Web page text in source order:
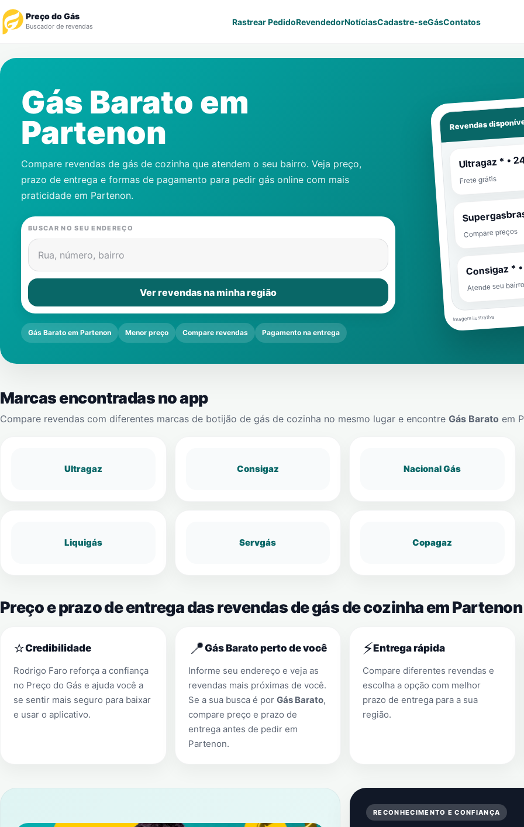
Preço do Gás
Buscador de revendas Rastrear PedidoRevendedorNotíciasCadastre-seGásContatos
Revendedor
Notícias
Gás
Contatos
Gás Barato em
Partenon
Compare revendas de gás de cozinha que atendem o seu bairro. Veja preço,
prazo de entrega e formas de pagamento para pedir gás online com mais
praticidade em Partenon.
BUSCAR NO SEU ENDEREÇO
Rua, número, bairro
Ver revendas na minha região
Gás Barato em Partenon Menor preço Compare revendas Pagamento na entrega
Revendas
Ultragaz * •
Frete grátis
Compare preços
Consigaz *
Atende seu
Imagem ilustrativa
Marcas encontradas no app
Compare revendas com diferentes marcas de botijão de gás de cozinha no mesmo lugar e encontre Gás Barato em
Ultragaz Consigaz Nacional Gás
Liquigás Servgás Copagaz
Preço e prazo de entrega das revendas de gás de cozinha em Partenon
⭐Credibilidade
Rodrigo Faro reforça a confiança
no Preço do Gás e ajuda você a
se sentir mais seguro para baixar
e usar o aplicativo.
📍Gás Barato perto de você
Informe seu endereço e veja as
revendas mais próximas de você.
Se a sua busca é por Gás Barato,
compare preço e prazo de
entrega antes de pedir em
Partenon.
⚡Entrega rápida
Compare diferentes revendas e
escolha a opção com melhor
prazo de entrega para a sua
região.
RECONHECIMENTO E CONFIANÇA